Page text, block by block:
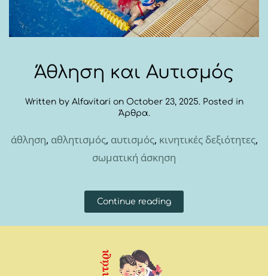
Άθληση και Αυτισμός
Written by Alfavitari on October 23, 2025. Posted in
Άρθρα.
άθληση, αθλητισμός, αυτισμός, κινητικές δεξιότητες,
σωματική άσκηση
Continue reading